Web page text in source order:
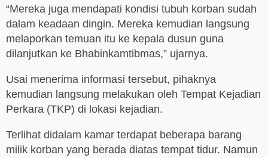
“Mereka juga mendapati kondisi tubuh korban sudah
dalam keadaan dingin. Mereka kemudian langsung
melaporkan temuan itu ke kepala dusun guna
dilanjutkan ke Bhabinkamtibmas,” ujarnya.
Usai menerima informasi tersebut, pihaknya
kemudian langsung melakukan oleh Tempat Kejadian
Perkara (TKP) di lokasi kejadian.
Terlihat didalam kamar terdapat beberapa barang
milik korban yang berada diatas tempat tidur. Namun